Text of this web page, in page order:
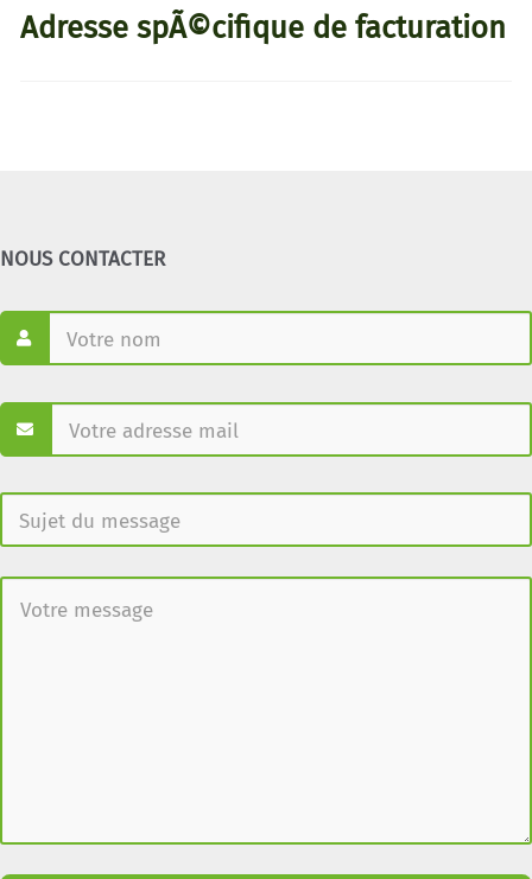
Adresse spÃ©cifique de facturation
NOUS CONTACTER